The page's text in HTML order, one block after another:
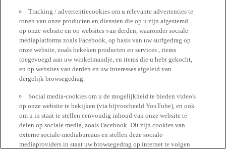
Tracking / advertentiecookies om u relevante advertenties te
tonen van onze producten en diensten die op u zijn afgestemd
op onze website en op websites van derden, waaronder sociale
mediaplatforms zoals Facebook, op basis van uw surfgedrag op
onze website, zoals bekeken producten en services , items
toegevoegd aan uw winkelmandje, en items die u hebt gekocht,
en op websites van derden en uw interesses afgeleid van
dergelijk browsegedrag.
Social media-cookies om u de mogelijkheid te bieden video's
op onze website te bekijken (via bijvoorbeeld YouTube), en ook
om u in staat te stellen eenvoudig inhoud van onze website te
delen op sociale media, zoals Facebook. Dit zijn cookies van
externe sociale-mediabureaus en stellen deze sociale-
mediaproviders in staat uw browsegedrag op internet te volgen